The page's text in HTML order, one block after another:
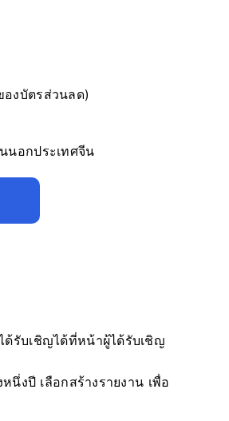
งบัตรส่วนลด)
นอกประเทศจีน
รับเชิญได้ที่หน้าผู้ได้รับเชิญ
นึ่งปี เลือกสร้างรายงาน เพื่อ